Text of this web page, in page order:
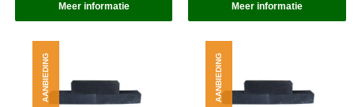
Meer informatie Meer informatie
AANBIEDING AANBIEDING